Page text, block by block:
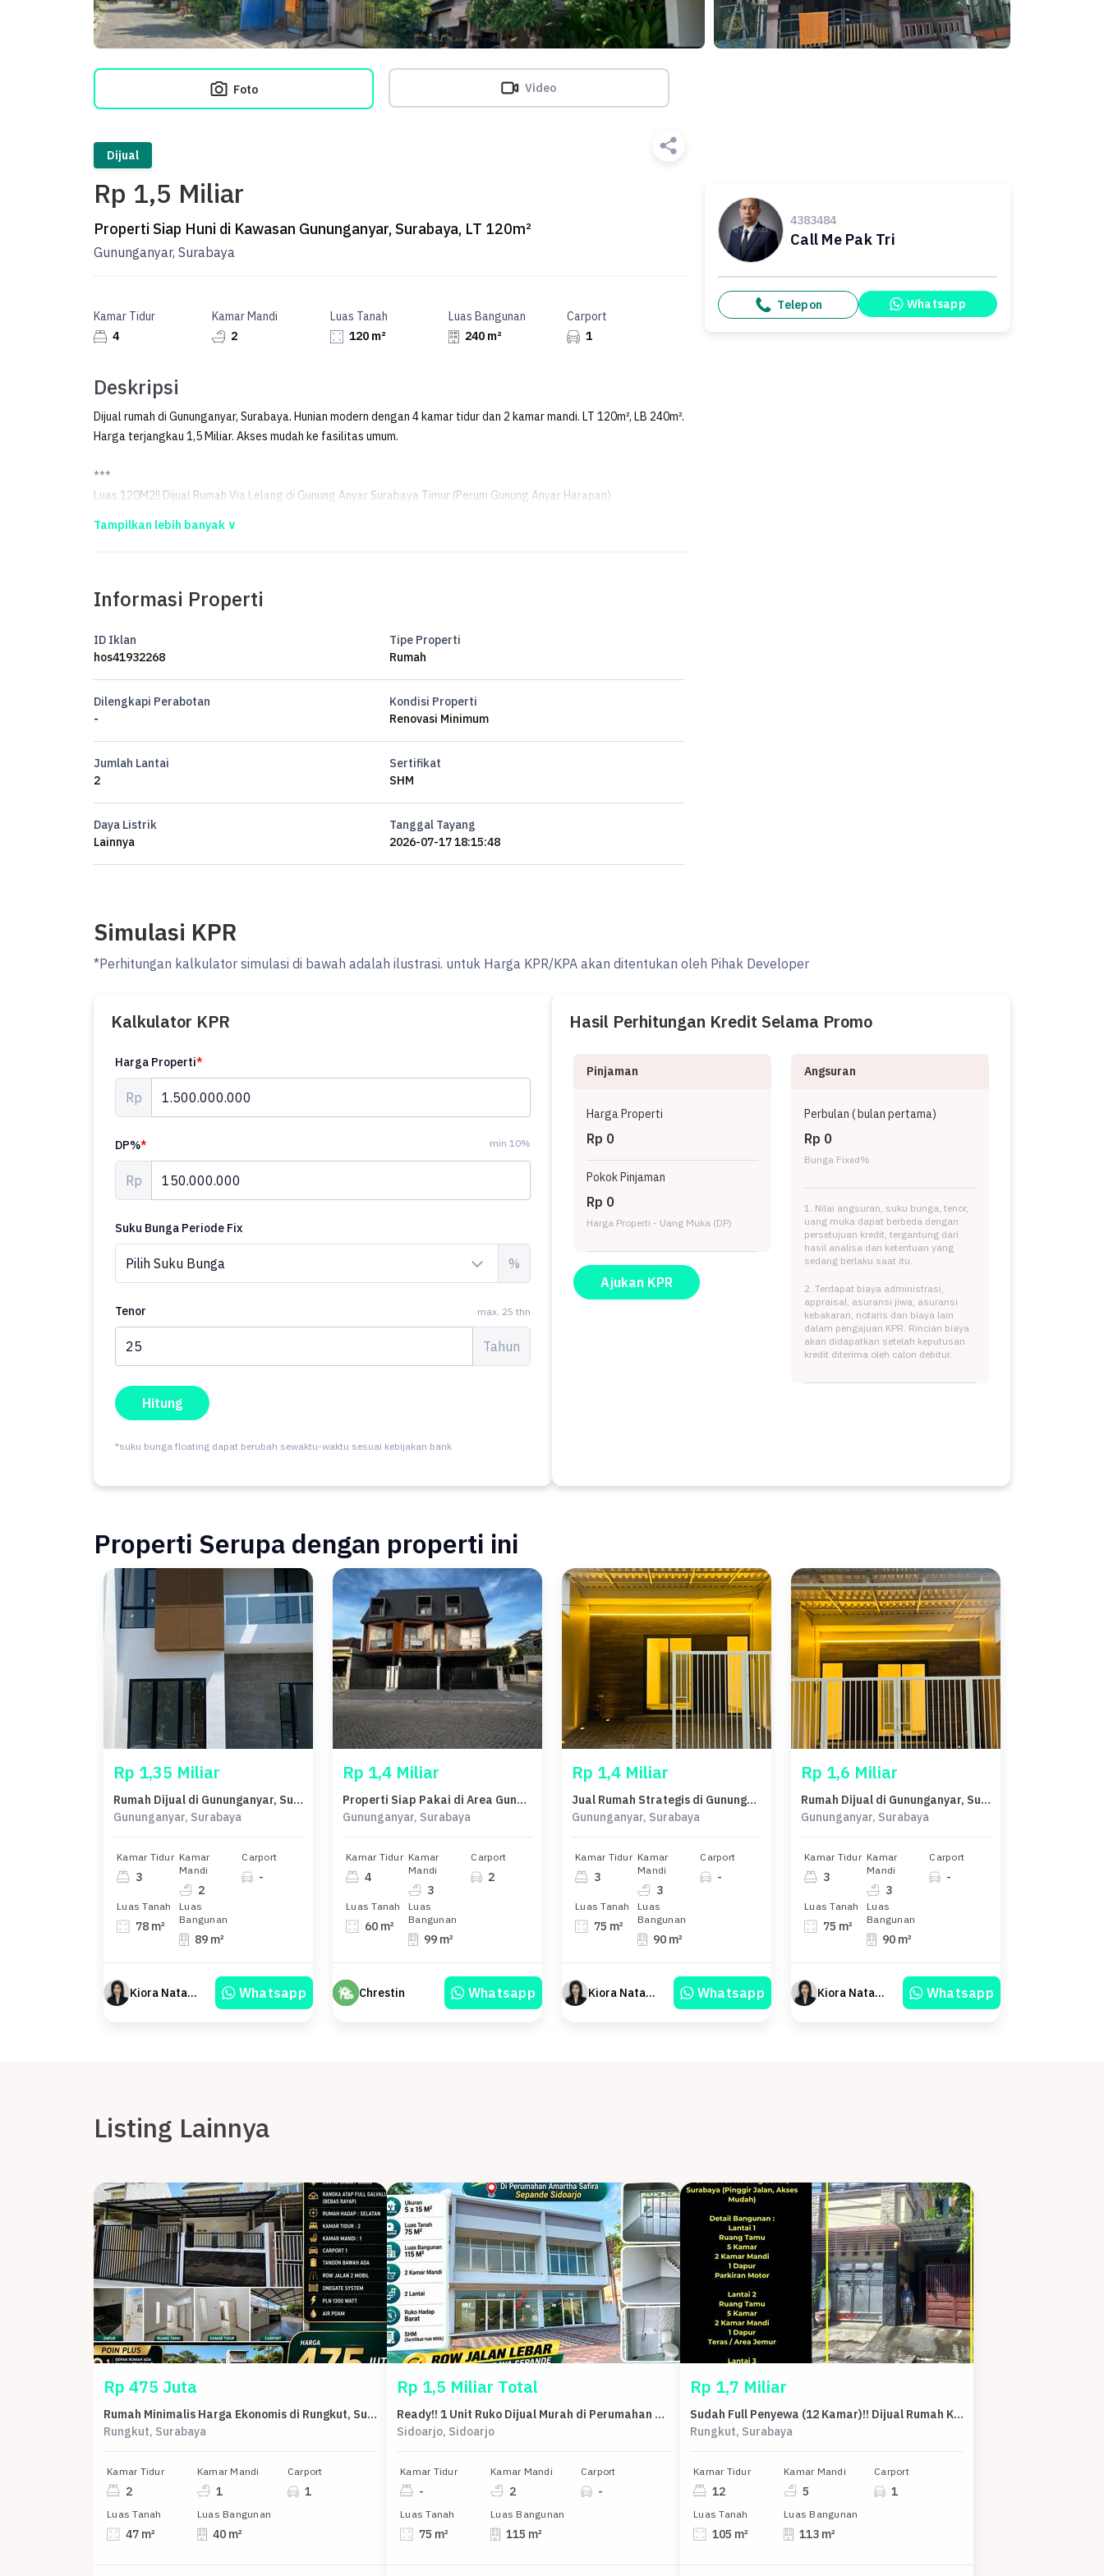
Foto Video
Dijual
Rp 1,5 Miliar
Properti Siap Huni di Kawasan Gununganyar, Surabaya, LT 120m²
Gununganyar, Surabaya
Kamar Tidur
4
Kamar Mandi
2
Luas Tanah
120 m²
Luas Bangunan
240 m²
Carport
1
Deskripsi
Dijual rumah di Gununganyar, Surabaya. Hunian modern dengan 4 kamar tidur dan 2 kamar mandi. LT 120m², LB 240m².
Harga terjangkau 1,5 Miliar. Akses mudah ke fasilitas umum.
***
Luas 120M2!! Dijual Rumah Via Lelang di Gunung Anyar Surabaya Timur (Perum Gunung Anyar Harapan)
LUAS 120M2!! DIJUAL RUMAH VIA LELANG DI GUNUNG ANYAR SURABAYA TIMUR (PERUM GUNUNG ANYAR
LELANG RUMAH KPKNL - HARGA MIRING, LEGAL, AMAN!
RUMAH GUNUNG ANYAR HARAPAN ZD-25
KEL/KEC. GUNUNG ANYAR - SURABAYA TIMUR
4 KAMAR TIDUR
LIMIT LELANG (TERENDAH) : RP 1.500.000.000
* CASH ONLY / HANYA BISA PEMBAYARAN CASH SAJA (JANGAN TANYAKAN - APA BISA DI KPR/KREDIT????)
* UNTUK SAAT INI HANYA BISA VIEWING (DILIHAT) DARI DEPAN/LUAR DULU (PANTAU BENTUK RUMAHNYA, AKSES
JALANNYA, LINGKUNGANNYA DLL)
Informasi Properti
ID Iklan
hos41932268
Tipe Properti
Rumah
Dilengkapi Perabotan
-
Kondisi Properti
Renovasi Minimum
Jumlah Lantai
2
Sertifikat
SHM
Daya Listrik
Lainnya
Tanggal Tayang
2026-07-17 18:15:48
4383484
Call Me Pak Tri
Telepon Whatsapp
Simulasi KPR
*Perhitungan kalkulator simulasi di bawah adalah ilustrasi. untuk Harga KPR/KPA akan ditentukan oleh Pihak Developer
Kalkulator KPR
Harga Properti*
Rp
DP%* min 10%
Rp
Suku Bunga Periode Fix
%
Tenor max. 25 thn
Tahun
Hitung
*suku bunga floating dapat berubah sewaktu-waktu sesuai kebijakan bank
Hasil Perhitungan Kredit Selama Promo
Pinjaman
Harga Properti
Rp 0
Pokok Pinjaman
Rp 0
Harga Properti - Uang Muka (DP)
Ajukan KPR
Angsuran
Perbulan (bulan pertama)
Rp 0
Bunga Fixed%
1. Nilai angsuran, suku bunga, tenor,
uang muka dapat berbeda dengan
persetujuan kredit, tergantung dari
hasil analisa dan ketentuan yang
sedang berlaku saat itu.
2. Terdapat biaya administrasi,
appraisal, asuransi jiwa, asuransi
kebakaran, notaris dan biaya lain
dalam pengajuan KPR. Rincian biaya
akan didapatkan setelah keputusan
kredit diterima oleh calon debitur.
Properti Serupa dengan properti ini
Rp 1,35 Miliar
Rumah Dijual di Gununganyar, Surabaya, LB 89m², Harga Kompetitif!
Gununganyar, Surabaya
Kamar Tidur
3
Kamar
Mandi
2
Carport
-
Luas Tanah
78 m²
Luas
Bangunan
89 m²
Kiora Natasya Whatsapp
Rp 1,4 Miliar
Properti Siap Pakai di Area Gununganyar, Surabaya, LT 60m²
Gununganyar, Surabaya
Kamar Tidur
4
Kamar
Mandi
3
Carport
2
Luas Tanah
60 m²
Luas
Bangunan
99 m²
Chrestin Whatsapp
Rp 1,4 Miliar
Jual Rumah Strategis di Gununganyar, Surabaya - LT 75m²
Gununganyar, Surabaya
Kamar Tidur
3
Kamar
Mandi
3
Carport
-
Luas Tanah
75 m²
Luas
Bangunan
90 m²
Kiora Natasya Whatsapp
Rp 1,6 Miliar
Rumah Dijual di Gununganyar, Surabaya, LB 90m², Harga Terbaik!
Gununganyar, Surabaya
Kamar Tidur
3
Kamar
Mandi
3
Carport
-
Luas Tanah
75 m²
Luas
Bangunan
90 m²
Kiora Natasya Whatsapp
Listing Lainnya
Rp 475 Juta
Rumah Minimalis Harga Ekonomis di Rungkut, Surabaya, LB 40m²
Rungkut, Surabaya
Kamar Tidur
2
Kamar Mandi
1
Carport
1
Luas Tanah
47 m²
Luas Bangunan
40 m²
Rp 1,5 Miliar Total
Ready!! 1 Unit Ruko Dijual Murah di Perumahan Amartha Safira Sepande Sidoarjo
Sidoarjo, Sidoarjo
Kamar Tidur
-
Kamar Mandi
2
Carport
-
Luas Tanah
75 m²
Luas Bangunan
115 m²
Rp 1,7 Miliar
Sudah Full Penyewa (12 Kamar)!! Dijual Rumah Kos Putri (3 Lantai) di Kedungbaruk Surabaya Timur
Rungkut, Surabaya
Kamar Tidur
12
Kamar Mandi
5
Carport
1
Luas Tanah
105 m²
Luas Bangunan
113 m²